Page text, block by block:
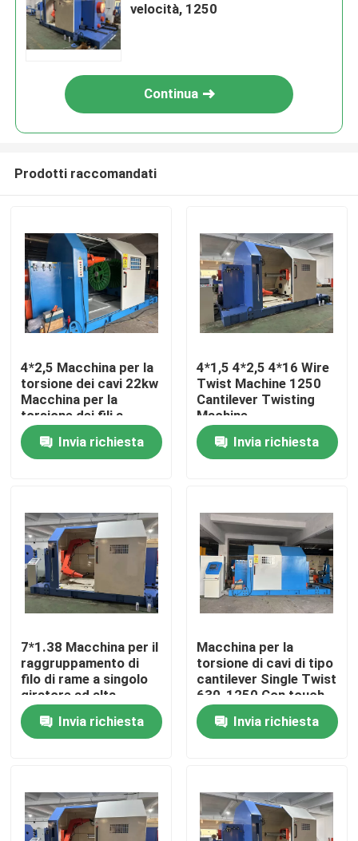
Casa.
Prodotti
Su di noi
Visita alla fabbrica
Contattaci
Chiedi un preventivo
Macchine per estrusore di filo
velocità, 1250
Continua
Prodotti raccomandati
4*2,5 Macchina per la
torsione dei cavi 22kw
Macchina per la
torsione dei fili a
cantilever
Invia richiesta
4*1,5 4*2,5 4*16 Wire
Twist Machine 1250
Cantilever Twisting
Machine
Invia richiesta
7*1.38 Macchina per il
raggruppamento di
filo di rame a singolo
giratore ad alta
velocità
Invia richiesta
Macchina per la
torsione di cavi di tipo
cantilever Single Twist
630-1250 Con touch
screen PLC
Invia richiesta